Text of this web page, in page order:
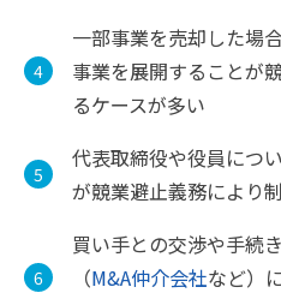
一部事業を売却した場
事業を展開することが
るケースが多い
代表取締役や役員につ
が競業避止義務により
買い手との交渉や手続
（M&A仲介会社など）